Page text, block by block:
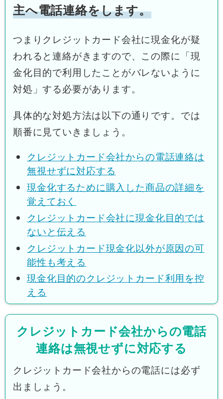
主へ電話連絡をします。
つまりクレジットカード会社に現金化が疑
われると連絡がきますので、この際に「現
金化目的で利用したことがバレないように
対処」する必要があります。
具体的な対処方法は以下の通りです。では
順番に見ていきましょう。
クレジットカード会社からの電話連絡は
無視せずに対応する
現金化するために購入した商品の詳細を
覚えておく
クレジットカード会社に現金化目的では
ないと伝える
クレジットカード現金化以外が原因の可
能性も考える
現金化目的のクレジットカード利用を控
える
クレジットカード会社からの電話
連絡は無視せずに対応する
クレジットカード会社からの電話には必ず
出ましょう。